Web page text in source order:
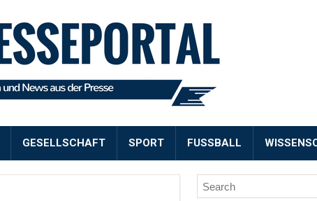
GESELLSCHAFT SPORT FUSSBALL